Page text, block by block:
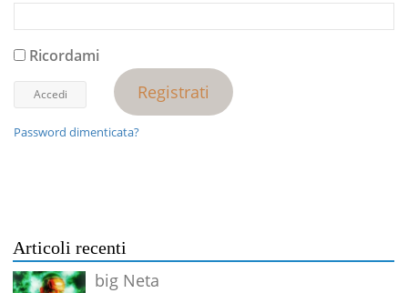
Ricordami
Registrati
Password dimenticata?
Articoli recenti
big Neta